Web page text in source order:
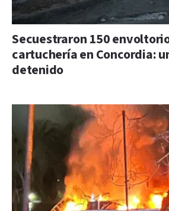
Secuestraron 150
cartuchería en Concordia:
detenido